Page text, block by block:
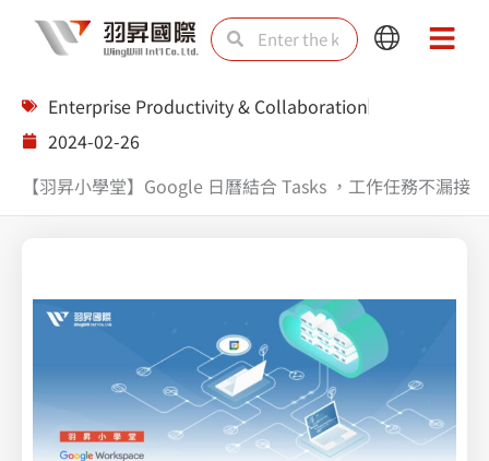
SearchSearch
Main
Main
Enterprise Productivity & Collaboration
2024-02-26
【羽昇小學堂】Google 日曆結合 Tasks ，工作任務不漏接